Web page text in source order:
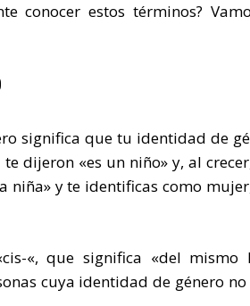
conocer estos términos?
significa que tu identidad de
dijeron «es un niño» y, al
niña» y te identificas como
«, que significa «del mismo
cuya identidad de género no